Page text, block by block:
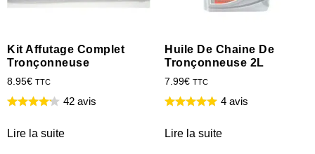
Kit Affutage Complet
Tronçonneuse
8.95€ TTC
42 avis
Lire la suite
Huile De Chaine De
Tronçonneuse 2L
7.99€ TTC
4 avis
Lire la suite